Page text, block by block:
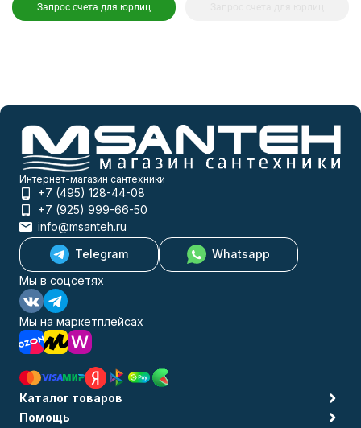
Запрос счета для юрлиц
Интернет-магазин сантехники
+7 (495) 128-44-08
+7 (925) 999-66-50
info@msanteh.ru
Telegram
Whatsapp
Мы в соцсетях
Мы на маркетплейсах
Каталог товаров
Помощь